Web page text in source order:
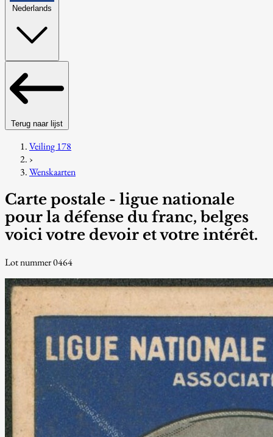
Nederlands
Terug naar lijst
Veiling 178
›
Wenskaarten
Carte postale - ligue nationale
pour la défense du franc, belges
voici votre devoir et votre intérêt.
Lot nummer 0464